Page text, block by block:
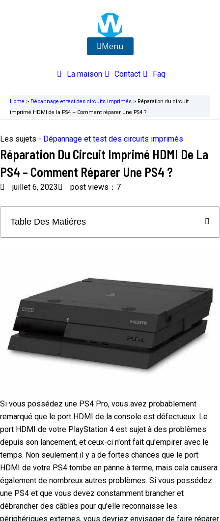
Menu
La maison Contact Faq
Home > Dépannage et test des circuits imprimés > Réparation du circuit
imprimé HDMI de la PS4 – Comment réparer une PS4 ?
Les sujets - Dépannage et test des circuits imprimés
Réparation Du Circuit Imprimé HDMI De La
PS4 – Comment Réparer Une PS4 ?
juillet 6, 2023 post views：7
Table Des Matières
Si vous possédez une PS4 Pro, vous avez probablement
remarqué que le port HDMI de la console est défectueux. Le
port HDMI de votre PlayStation 4 est sujet à des problèmes
depuis son lancement, et ceux-ci n'ont fait qu'empirer avec le
temps. Non seulement il y a de fortes chances que le port
HDMI de votre PS4 tombe en panne à terme, mais cela causera
également de nombreux autres problèmes. Si vous possédez
une PS4 et que vous devez constamment brancher et
débrancher des câbles pour qu'elle reconnaisse les
périphériques externes, vous devriez envisager de faire réparer